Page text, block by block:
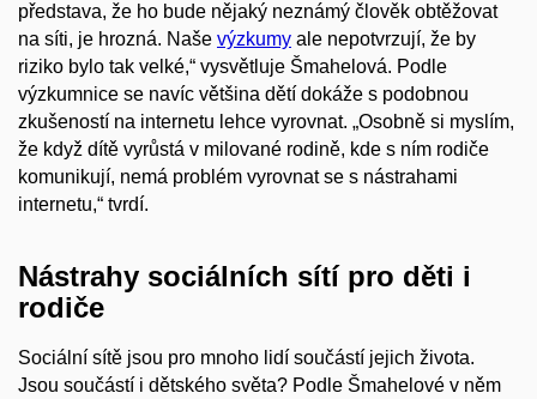
představa, že ho bude nějaký neznámý člověk obtěžovat
na síti, je hrozná. Naše výzkumy ale nepotvrzují, že by
riziko bylo tak velké,“ vysvětluje Šmahelová. Podle
výzkumnice se navíc většina dětí dokáže s podobnou
zkušeností na internetu lehce vyrovnat. „Osobně si myslím,
že když dítě vyrůstá v milované rodině, kde s ním rodiče
komunikují, nemá problém vyrovnat se s nástrahami
internetu,“ tvrdí.
Nástrahy sociálních sítí pro děti i
rodiče
Sociální sítě jsou pro mnoho lidí součástí jejich života.
Jsou součástí i dětského světa? Podle Šmahelové v něm